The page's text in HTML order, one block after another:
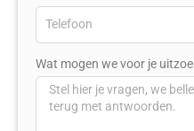
Wat mogen we voor je